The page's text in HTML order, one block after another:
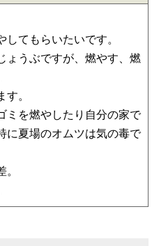
てもらいたいです。
ょうぶですが、燃やす、燃
。
ミを燃やしたり自分の家で
に夏場のオムツは気の毒で